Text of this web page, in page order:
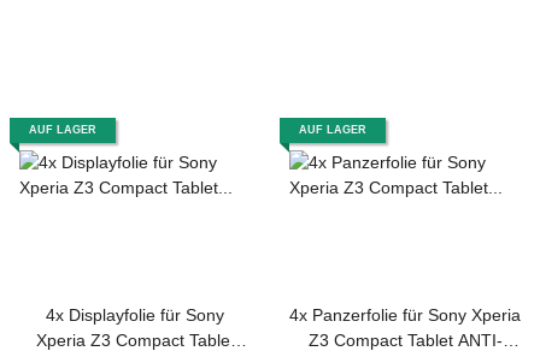
AUF LAGER
4x Displayfolie für Sony
Xperia Z3 Compact Tablet
AUF LAGER
4x Panzerfolie für Sony Xperia
Z3 Compact Tablet ANTI-